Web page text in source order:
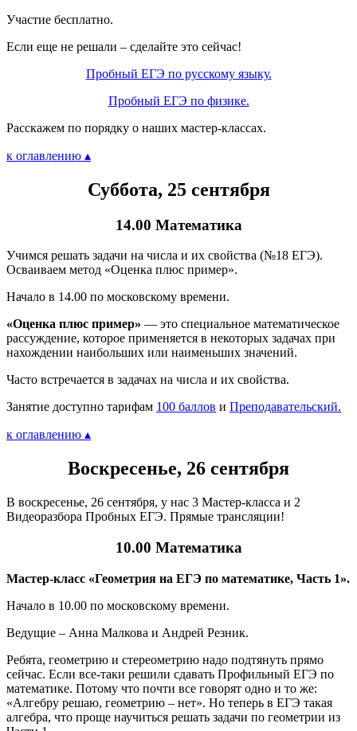
Участие бесплатно.
Если еще не решали – сделайте это сейчас!
Пробный ЕГЭ по русскому языку.
Пробный ЕГЭ по физике.
Расскажем по порядку о наших мастер-классах.
к оглавлению ▴
Суббота, 25 сентября
14.00 Математика
Учимся решать задачи на числа и их свойства (№18 ЕГЭ).
Осваиваем метод «Оценка плюс пример».
Начало в 14.00 по московскому времени.
«Оценка плюс пример» — это специальное математическое
рассуждение, которое применяется в некоторых задачах при
нахождении наибольших или наименьших значений.
Часто встречается в задачах на числа и их свойства.
Занятие доступно тарифам 100 баллов и Преподавательский.
к оглавлению ▴
Воскресенье, 26 сентября
В воскресенье, 26 сентября, у нас 3 Мастер-класса и 2
Видеоразбора Пробных ЕГЭ. Прямые трансляции!
10.00 Математика
Мастер-класс «Геометрия на ЕГЭ по математике, Часть 1».
Начало в 10.00 по московскому времени.
Ведущие – Анна Малкова и Андрей Резник.
Ребята, геометрию и стереометрию надо подтянуть прямо
сейчас. Если все-таки решили сдавать Профильный ЕГЭ по
математике. Потому что почти все говорят одно и то же:
«Алгебру решаю, геометрию – нет». Но теперь в ЕГЭ такая
алгебра, что проще научиться решать задачи по геометрии из